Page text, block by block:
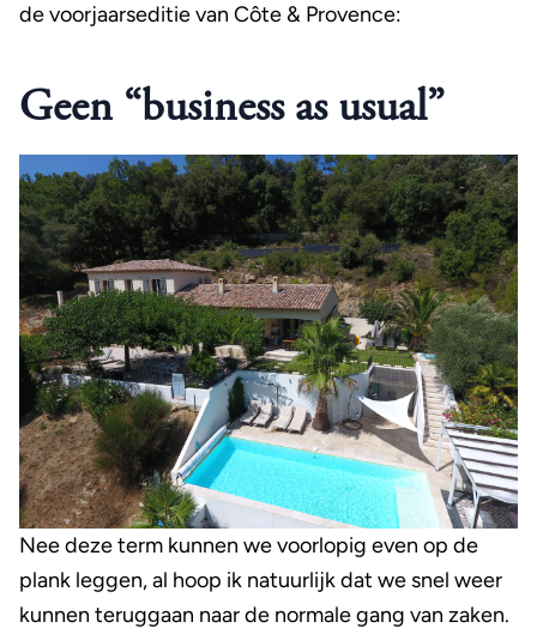
de voorjaarseditie van Côte & Provence:
Geen “business as usual”
Nee deze term kunnen we voorlopig even op de
plank leggen, al hoop ik natuurlijk dat we snel weer
kunnen teruggaan naar de normale gang van zaken.